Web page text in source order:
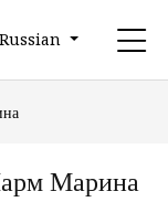
Russian
Марина